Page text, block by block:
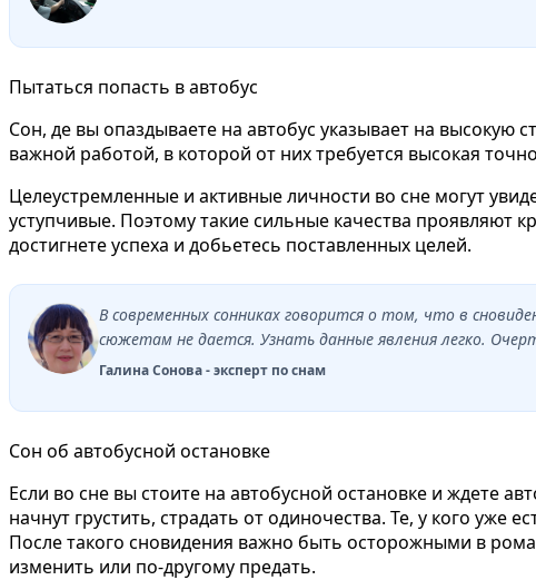
Пытаться попасть в автобус
Сон, де вы опаздываете на автобус указывает на высокую
важной работой, в которой от них требуется высокая
Целеустремленные и активные личности во сне могут
уступчивые. Поэтому такие сильные качества проявляют
достигнете успеха и добьетесь поставленных целей.
В современных сонниках говорится о том, что в
сюжетам не дается. Узнать данные явления легко.
Галина Сонова - эксперт по снам
Сон об автобусной остановке
Если во сне вы стоите на автобусной остановке и ждете
начнут грустить, страдать от одиночества. Те, у кого
После такого сновидения важно быть осторожными в
изменить или по-другому предать.